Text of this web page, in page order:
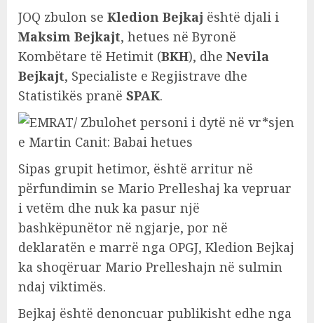
JOQ zbulon se Kledion Bejkaj është djali i
Maksim Bejkajt, hetues në Byronë
Kombëtare të Hetimit (BKH), dhe Nevila
Bejkajt, Specialiste e Regjistrave dhe
Statistikës pranë SPAK.
Sipas grupit hetimor, është arritur në
përfundimin se Mario Prelleshaj ka vepruar
i vetëm dhe nuk ka pasur një
bashkëpunëtor në ngjarje, por në
deklaratën e marrë nga OPGJ, Kledion Bejkaj
ka shoqëruar Mario Prelleshajn në sulmin
ndaj viktimës.
Bejkaj është denoncuar publikisht edhe nga